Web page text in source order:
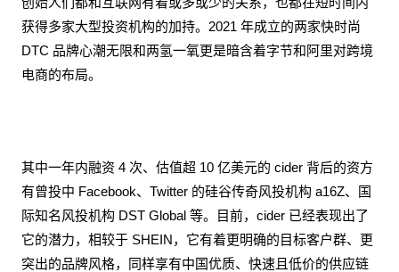
获得多家大型投资机构的加持。2021 年成立的两家快时尚
DTC 品牌心潮无限和两氢一氧更是暗含着字节和阿里对跨境
电商的布局。
其中一年内融资 4 次、估值超 10 亿美元的 cider 背后的资方
有曾投中 Facebook、Twitter 的硅谷传奇风投机构 a16Z、国
际知名风投机构 DST Global 等。目前，cider 已经表现出了
它的潜力，相较于 SHEIN，它有着更明确的目标客户群、更
突出的品牌风格，同样享有中国优质、快速且低价的供应链